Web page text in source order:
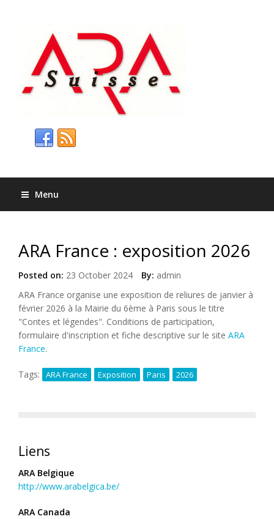
Menu
ARA France : exposition 2026
Posted on: 23 October 2024 By: admin
ARA France organise une exposition de reliures de janvier à
février 2026 à la Mairie du 6ème à Paris sous le titre
"Contes et légendes". Conditions de participation,
formulaire d'inscription et fiche descriptive sur le site ARA
France.
Tags: ARA France Exposition Paris 2026
Liens
ARA Belgique
http://www.arabelgica.be/
ARA Canada